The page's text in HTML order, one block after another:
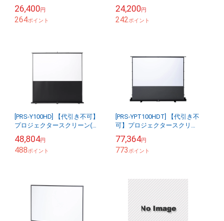
26,400円
264ポイント
24,200円
242ポイント
[PRS-Y100HD] 【代引き不可】
プロジェクタースクリーン(床
比16:9)
48,804円
488ポイント
[PRS-YPT100HDT] 【代引き不
可】プロジェクタースクリー
短焦点対応・100型・16:9)
77,364円
773ポイント